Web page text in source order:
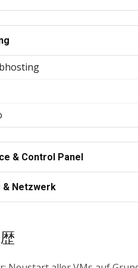
& Control Panel
& Netzwerk